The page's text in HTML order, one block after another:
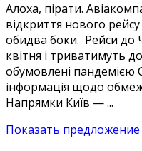
Алоха, пірати.
відкриття нового
обидва боки. Рейси до
квітня і триватимуть
обумовлені пандемією
інформація щодо
Напрямки Київ — ...
Показать предложение